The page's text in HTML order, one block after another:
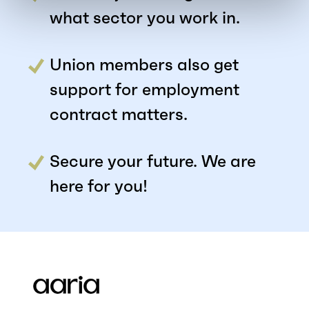
what sector you work in.
Union members also get
support for employment
contract matters.
Secure your future. We are
here for you!